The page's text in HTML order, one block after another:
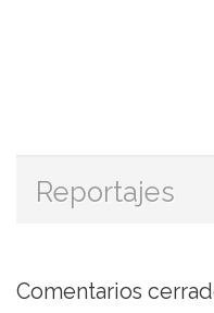
Reportajes
Comentarios